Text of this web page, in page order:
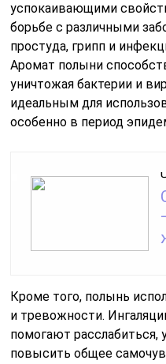
успокаивающими
борьбе с различными
простуда, грипп и
Аромат полыни
уничтожая бактерии и
идеальным для
особенно в период
Кроме того, полынь
и тревожности.
помогают расслабиться,
повысить общее